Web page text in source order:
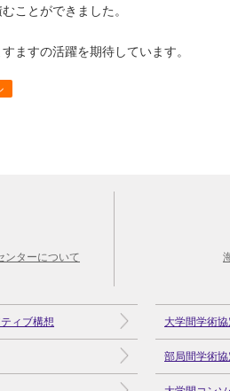
ことができました。
ますの活躍を期待しています。
ンターについて
ィブ構想 大学間学術
部局間学術